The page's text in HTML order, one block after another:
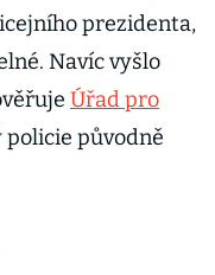
prezidenta,
Navíc vyšlo
Úřad pro
původně